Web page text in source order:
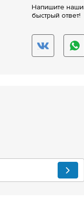
Напишите
быстрый ответ!